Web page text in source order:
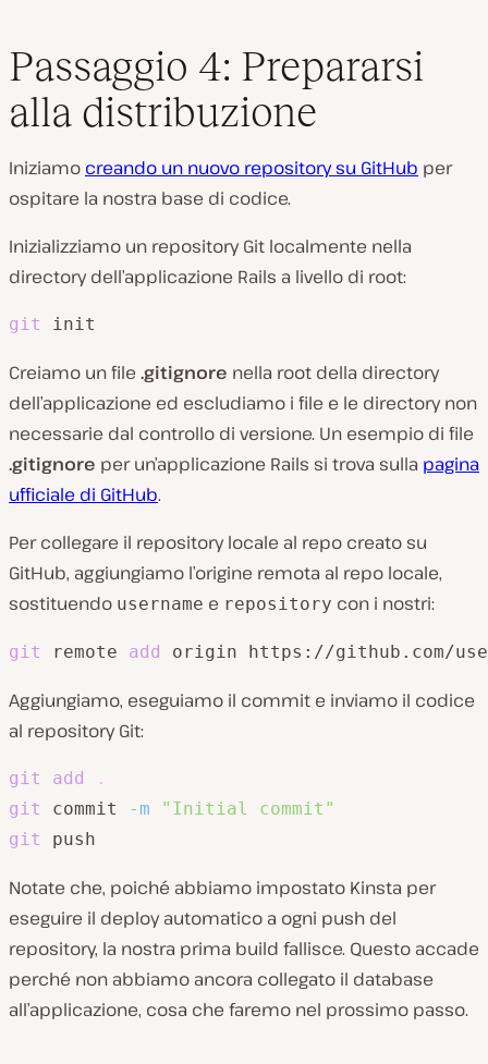
Passaggio 4: Prepararsi
alla distribuzione
Iniziamo creando un nuovo repository su GitHub per
ospitare la nostra base di codice.
Inizializziamo un repository Git localmente nella
directory dell’applicazione Rails a livello di root:
git init
Creiamo un file .gitignore nella root della directory
dell’applicazione ed escludiamo i file e le directory non
necessarie dal controllo di versione. Un esempio di file
.gitignore per un’applicazione Rails si trova sulla pagina
ufficiale di GitHub.
Per collegare il repository locale al repo creato su
GitHub, aggiungiamo l’origine remota al repo locale,
sostituendo username e repository con i nostri:
git remote add origin https://github.com/
Aggiungiamo, eseguiamo il commit e inviamo il codice
al repository Git:
git add
.
git
commit -m
"Initial commit"
git
push
Notate che, poiché abbiamo impostato Kinsta per
eseguire il deploy automatico a ogni push del
repository, la nostra prima build fallisce. Questo accade
perché non abbiamo ancora collegato il database
all’applicazione, cosa che faremo nel prossimo passo.